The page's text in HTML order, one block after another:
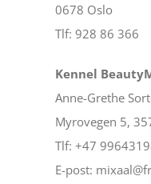
0678 Oslo
Tlf: 928 86 366
Kennel
Anne-Grethe
Myrovegen 5,
Tlf: +47
E-post: